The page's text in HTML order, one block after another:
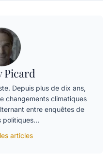
Picard
Depuis plus de dix ans,
changements climatiques
entre enquêtes de
politiques…
articles